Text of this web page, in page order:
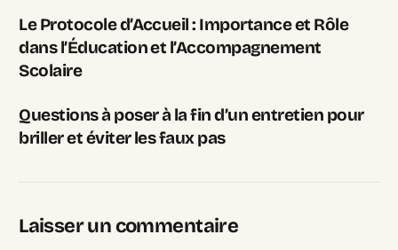
Le Protocole d’Accueil : Importance et Rôle
dans l’Éducation et l’Accompagnement
Scolaire
Questions à poser à la fin d’un entretien pour
briller et éviter les faux pas
Laisser un commentaire